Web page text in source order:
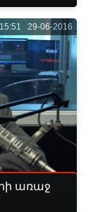
15:51 29-06-2016
առաջ